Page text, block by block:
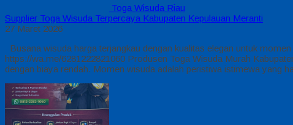
Toga Wisuda Riau
Supplier Toga Wisuda Terpercaya Kabupaten Kepulauan Meranti
27 Maret 2026
Busana wisuda harga terjangkau dengan kualitas elegan untuk
https://wa.me/6281222821060 Produsen Toga Wisuda Murah
dengan biaya rendah. Momen wisuda adalah peristiwa istimewa yang